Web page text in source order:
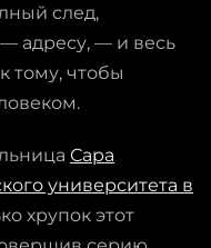
след,
адресу, — и весь
тому, чтобы
Сара
университета в
хрупок этот